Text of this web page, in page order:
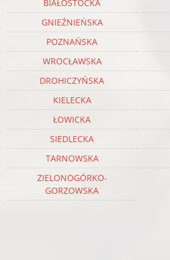
BIAŁOSTOCKA
GNIEŹNIEŃSKA
POZNAŃSKA
WROCŁAWSKA
DROHICZYŃSKA
KIELECKA
ŁOWICKA
SIEDLECKA
TARNOWSKA
ZIELONOGÓRKO-
GORZOWSKA